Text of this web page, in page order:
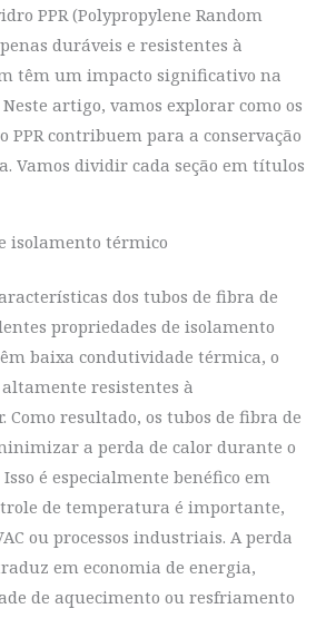
PPR (Polypropylene Random
duráveis e resistentes à
têm um impacto significativo na
artigo, vamos explorar como os
PPR contribuem para a conservação
Vamos dividir cada seção em títulos
isolamento térmico
dos tubos de fibra de
propriedades de isolamento
baixa condutividade térmica, o
resistentes à
Como resultado, os tubos de fibra de
a perda de calor durante o
é especialmente benéfico em
de temperatura é importante,
ou processos industriais. A perda
em economia de energia,
de aquecimento ou resfriamento